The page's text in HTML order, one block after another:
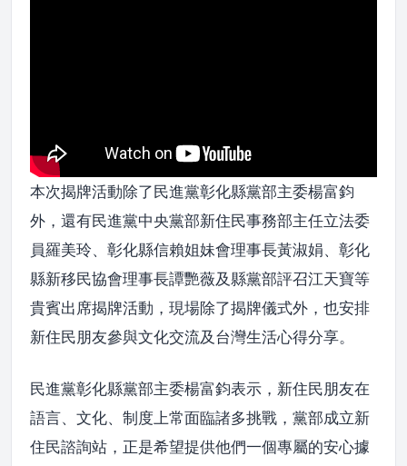
本次揭牌活動除了民進黨彰化縣黨部主委楊富鈞
外，還有民進黨中央黨部新住民事務部主任立法委
員羅美玲、彰化縣信賴姐妹會理事長黃淑娟、彰化
縣新移民協會理事長譚艷薇及縣黨部評召江天寶等
貴賓出席揭牌活動，現場除了揭牌儀式外，也安排
新住民朋友參與文化交流及台灣生活心得分享。
民進黨彰化縣黨部主委楊富鈞表示，新住民朋友在
語言、文化、制度上常面臨諸多挑戰，黨部成立新
住民諮詢站，正是希望提供他們一個專屬的安心據